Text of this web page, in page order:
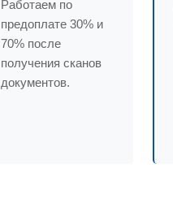
Работаем по
предоплате 30% и
70% после
получения сканов
документов.